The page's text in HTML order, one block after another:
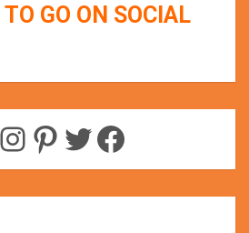
GO ON SOCIAL
Instagram
Pinterest
Twitter
Facebook